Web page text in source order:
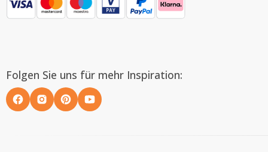
Folgen Sie uns für mehr Inspiration: